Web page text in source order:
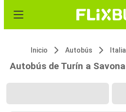
Inicio Autobús Italia
Autobús de Turín a Savona